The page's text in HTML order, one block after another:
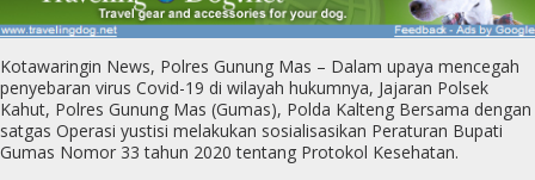
Kotawaringin News, Polres Gunung Mas – Dalam upaya mencegah
penyebaran virus Covid-19 di wilayah hukumnya, Jajaran Polsek
Kahut, Polres Gunung Mas (Gumas), Polda Kalteng Bersama dengan
satgas Operasi yustisi melakukan sosialisasikan Peraturan Bupati
Gumas Nomor 33 tahun 2020 tentang Protokol Kesehatan.